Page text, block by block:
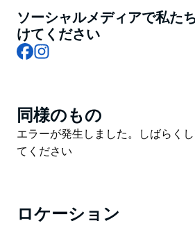
2017年に設立されたオークション
マーケットリーダーであり、アーテ
ー、美術館、個人コレクションと半
150名を超えるアーティストによる
を収蔵する広大なストックルーム
タイルを問わず、幅広い作品を収蔵
など、魅力的な作品が数多く含まれ
ソーシャルメディアで私た
けてください
Facebook
Product
List
同様のもの
Product
List
エラーが発生しました。しばらく
てください
ロケーション